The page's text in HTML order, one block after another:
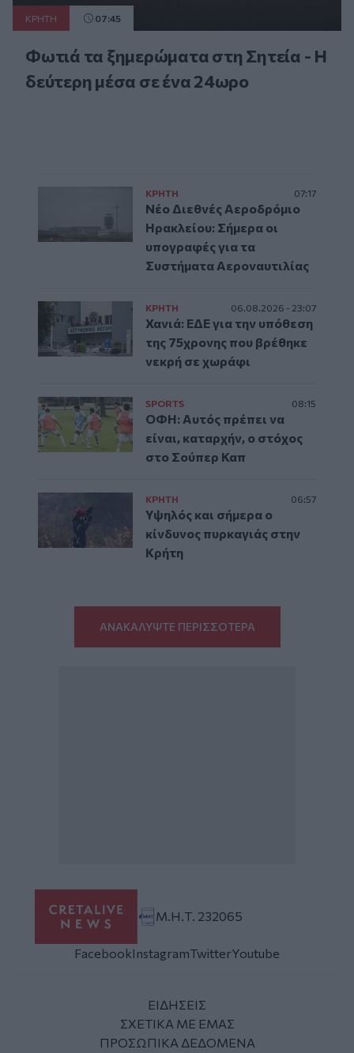
ΚΡΗΤΗ 07:45
Φωτιά τα ξημερώματα στη Σητεία - Η
δεύτερη μέσα σε ένα 24ωρο
ΚΡΗΤΗ 07:17
Νέο Διεθνές Αεροδρόμιο
Ηρακλείου: Σήμερα οι
υπογραφές για τα
Συστήματα Αεροναυτιλίας
ΚΡΗΤΗ 06.08.2026 - 23:07
Χανιά: ΕΔΕ για την υπόθεση
της 75χρονης που βρέθηκε
νεκρή σε χωράφι
SPORTS 08:15
ΟΦΗ: Αυτός πρέπει να
είναι, καταρχήν, ο στόχος
στο Σούπερ Καπ
ΚΡΗΤΗ 06:57
Υψηλός και σήμερα ο
κίνδυνος πυρκαγιάς στην
Κρήτη
ΑΝΑΚΑΛΥΨΤΕ ΠΕΡΙΣΣΟΤΕΡΑ
Μ.Η.Τ. 232065
FacebookInstagramTwitterYoutube
ΕΙΔΗΣΕΙΣ
ΣΧΕΤΙΚΑ ΜΕ ΕΜΑΣ
ΠΡΟΣΩΠΙΚΑ ΔΕΔΟΜΕΝΑ